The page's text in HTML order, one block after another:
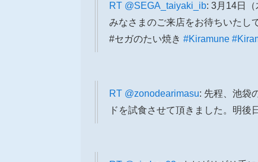
RT @SEGA_taiyaki_ib: 3月14日
みなさまのご来店をお待ちいたし
#セガのたい焼き #Kiramune
RT @zonodearimasu: 先程、池袋
ドを試食させて頂きました。明後